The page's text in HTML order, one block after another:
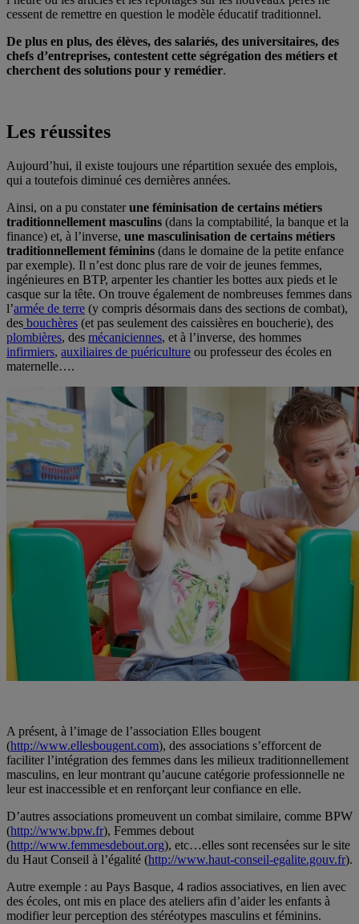
cessent de remettre en question le modèle éducatif traditionnel.
De plus en plus, des élèves, des salariés, des universitaires, des
chefs d’entreprises, contestent cette ségrégation des métiers et
cherchent des solutions pour y remédier.
Les réussites
Aujourd’hui, il existe toujours une répartition sexuée des emplois,
qui a toutefois diminué ces dernières années.
Ainsi, on a pu constaterune féminisation de certains métiers
traditionnellement masculins (dans la comptabilité, la banque et la
finance) et, à l’inverse, une masculinisation de certains métiers
traditionnellement féminins (dans le domaine de la petite enfance
par exemple). Il n’est donc plus rare de voir de jeunes femmes,
ingénieures en BTP, arpenter les chantier les bottes aux pieds et le
casque sur la tête. On trouve également de nombreuses femmes dans
l’armée de terre (y compris désormais dans des sections de combat),
des bouchères (et pas seulement des caissières en boucherie), des
plombières, des mécaniciennes, et à l’inverse, des hommes
infirmiers, auxiliaires de puériculture ou professeur des écoles en
maternelle….
A présent, à l’image de l’association Elles bougent
(http://www.ellesbougent.com), des associations s’efforcent de
faciliter l’intégration des femmes dans les milieux traditionnellement
masculins, en leur montrant qu’aucune catégorie professionnelle ne
leur est inaccessible et en renforçant leur confiance en elle.
D’autres associations promeuvent un combat similaire, comme BPW
(http://www.bpw.fr), Femmes debout
(http://www.femmesdebout.org), etc…elles sont recensées sur le site
du Haut Conseil à l’égalité (http://www.haut-conseil-egalite.gouv.fr).
Autre exemple : au Pays Basque, 4 radios associatives, en lien avec
des écoles, ont mis en place des ateliers afin d’aider les enfants à
modifier leur perception des stéréotypes masculins et féminins.